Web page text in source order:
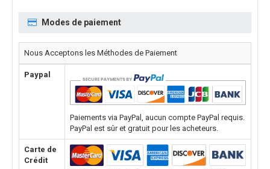
Modes de paiement
Nous Acceptons les Méthodes de Paiement
Paypal
Paiements via PayPal, aucun compte PayPal requis.
PayPal est sûr et gratuit pour les acheteurs.
Carte de
Crédit